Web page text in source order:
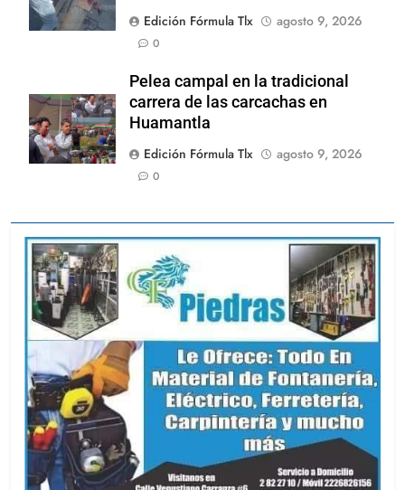
Edición Fórmula Tlx
agosto 9, 2026
0
Pelea campal en la tradicional
carrera de las carcachas en
Huamantla
Edición Fórmula Tlx
agosto 9, 2026
0